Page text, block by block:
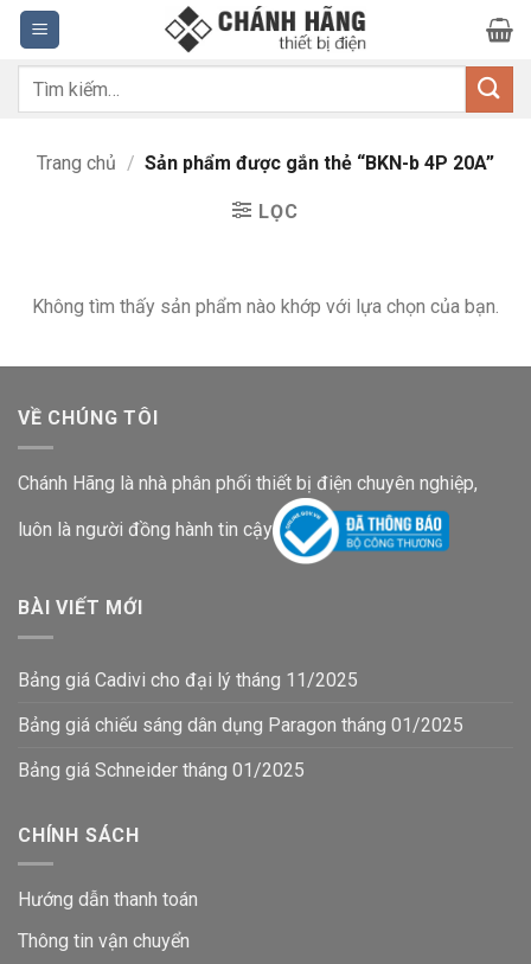
Bỏ
qua
nội
dung
Tìm
Trang chủ / Sản phẩm được gắn thẻ “BKN-b 4P 20A”
LỌC
Không tìm thấy sản phẩm nào khớp với lựa chọn của bạn.
VỀ CHÚNG TÔI
Chánh Hãng là nhà phân phối thiết bị điện chuyên nghiệp,
luôn là người đồng hành tin cậy
BÀI VIẾT MỚI
Bảng giá Cadivi cho đại lý tháng 11/2025
Bảng giá chiếu sáng dân dụng Paragon tháng 01/2025
Bảng giá Schneider tháng 01/2025
CHÍNH SÁCH
Hướng dẫn thanh toán
Thông tin vận chuyển